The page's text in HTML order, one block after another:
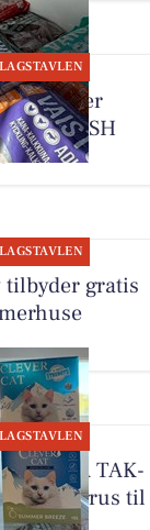
tilbyder
på MUSH
gratis
har JA TAK-
kattegrus til